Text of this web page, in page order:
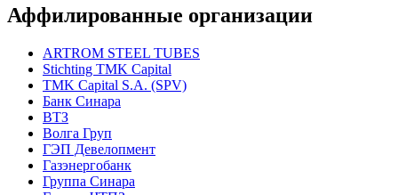
Аффилированные организации
ARTROM STEEL TUBES
Stichting TMK Capital
TMK Capital S.A. (SPV)
Банк Синара
ВТЗ
Волга Груп
ГЭП Девелопмент
Газэнергобанк
Группа Синара